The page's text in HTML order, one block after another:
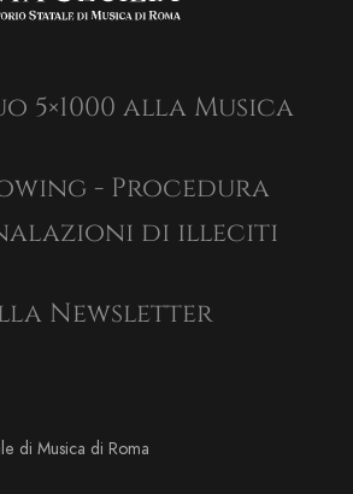
5×1000 alla Musica
- Procedura
di illeciti
Newsletter
di Musica di Roma